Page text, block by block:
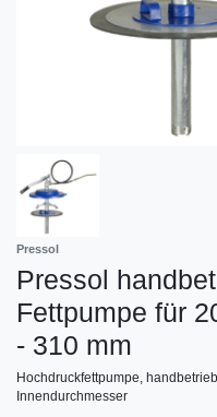
Pressol
Pressol
Fettpumpe für
- 310 mm
Hochdruckfettpumpe,
Innendurchmesser